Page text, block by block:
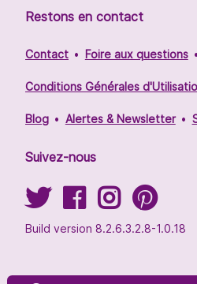
Restons en contact
Contact Foire aux questions
Conditions Générales
Blog Alertes & Newsletter
Suivez-nous
Build version 8.2.6.3.2.8-1.0.18